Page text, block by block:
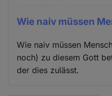
Wie naiv müssen
Wie naiv müssen
noch) zu diesem Gott
der dies zulässt.